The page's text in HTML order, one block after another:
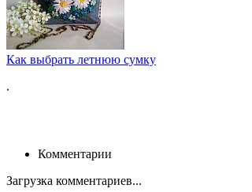
Как выбрать летнюю сумку
.
Комментарии
Загрузка комментариев...